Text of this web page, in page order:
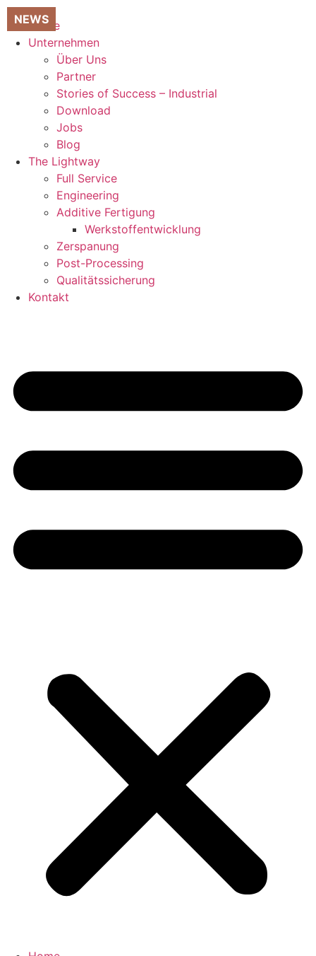
Zum
Inhalt
springen
Home
Unternehmen
Über Uns
Partner
Stories of Success – Industrial
Download
Jobs
Blog
The Lightway
Full Service
Engineering
Additive Fertigung
Werkstoffentwicklung
Zerspanung
Post-Processing
Qualitätssicherung
Kontakt